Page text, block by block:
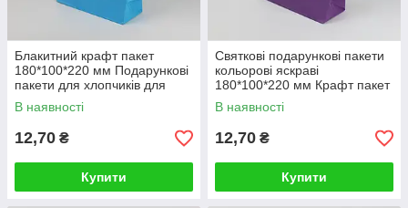
Блакитний крафт пакет
180*100*220 мм Подарункові
пакети для хлопчиків для
дитячого садка
В наявності
12,70 ₴
Купити
Святкові подарункові пакети
кольорові яскраві
180*100*220 мм Крафт пакет
для сувенірів
В наявності
12,70 ₴
Купити